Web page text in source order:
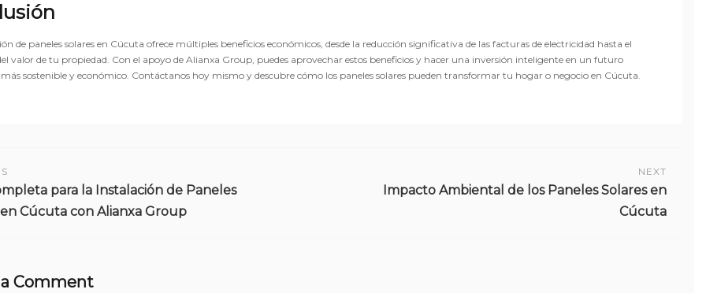
de paneles solares en Cúcuta ofrece múltiples beneficios económicos, desde la reducción significativa de las facturas de electricidad hasta el
valor de tu propiedad. Con el apoyo de Alianxa Group, puedes aprovechar estos beneficios y hacer una inversión inteligente en un futuro
sostenible y económico. Contáctanos hoy mismo y descubre cómo los paneles solares pueden transformar tu hogar o negocio en Cúcuta.
para la Instalación de Paneles
Cúcuta con Alianxa Group
NEXT
Impacto Ambiental de los Paneles Solares en
Cúcuta
a Comment